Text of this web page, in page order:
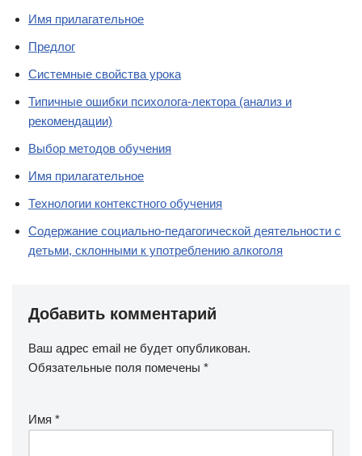
Имя прилагательное
Предлог
Системные свойства урока
Типичные ошибки психолога-лектора (анализ и
рекомендации)
Выбор методов обучения
Имя прилагательное
Технологии контекстного обучения
Содержание социально-педагогической деятельности с
детьми, склонными к употреблению алкоголя
Добавить комментарий
Ваш адрес email не будет опубликован.
Обязательные поля помечены *
Имя *